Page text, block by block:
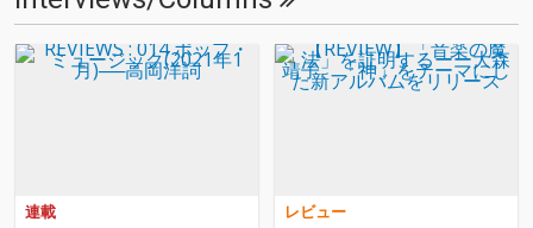
連載
レビュー